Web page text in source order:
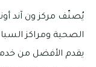
يُصنّف مركز ون آند
الصحية ومراكز السبا
يقدم الأفضل من